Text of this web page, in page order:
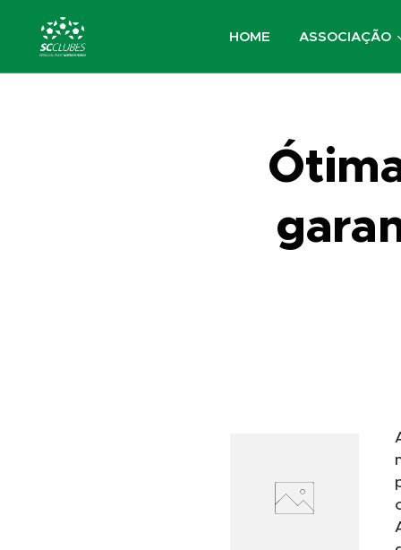
HOME ASSOCIAÇÃO